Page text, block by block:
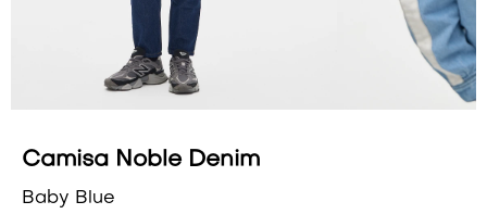
Camisa Noble Denim
Baby Blue
VESTIDOS Y MONOS
CAMISAS Y BLUSAS
SHORTS Y FALDAS
VESTIDOS Y MONOS
CAMISAS Y BLUSAS
SHORTS Y FALDAS